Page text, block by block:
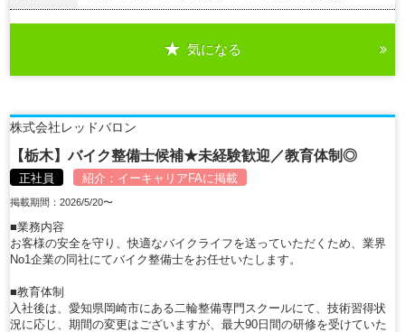
気になる
株式会社レッドバロン
【栃木】バイク整備士候補★未経験歓迎／教育体制◎
正社員 紹介： イーキャリアFAに掲載
掲載期間：2026/5/20〜
■業務内容
お客様の安全を守り、快適なバイクライフを送っていただくため、業界
No1企業の同社にてバイク整備士をお任せいたします。
■教育体制
入社後は、愛知県岡崎市にある二輪整備専門スクールにて、技術習得状
況に応じ、期間の変更はございますが、最大90日間の研修を受けていた